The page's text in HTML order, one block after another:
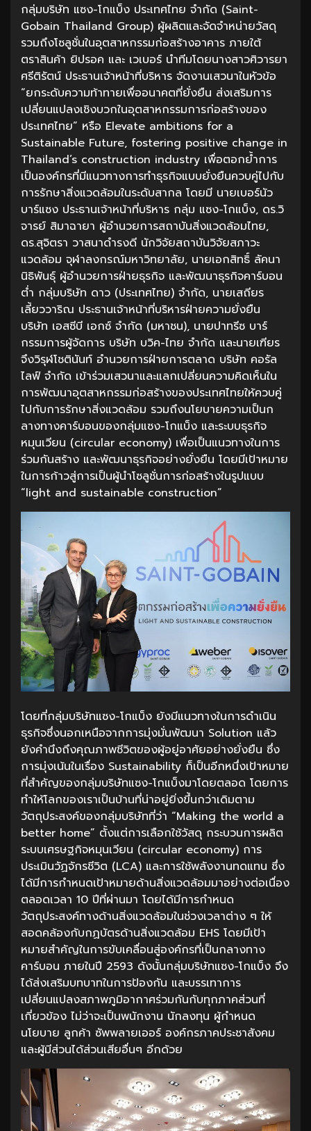
กลุ่มบริษัท แซง-โกแบ็ง ประเทศไทย จำกัด (Saint-
Gobain Thailand Group) ผู้ผลิตและจัดจำหน่ายวัสดุ
รวมถึงโซลูชั่นในอุตสาหกรรมก่อสร้างอาคาร ภายใต้
ตราสินค้า ยิปรอค และ เวเบอร์ นำทีมโดยนางสาวศิวารยา
ศรีติรัตน์ ประธานเจ้าหน้าที่บริหาร จัดงานเสวนาในหัวข้อ
“ยกระดับความท้าทายเพื่ออนาคตที่ยั่งยืน ส่งเสริมการ
เปลี่ยนแปลงเชิงบวกในอุตสาหกรรมการก่อสร้างของ
ประเทศไทย” หรือ Elevate ambitions for a
Sustainable Future, fostering positive change in
Thailand’s construction industry เพื่อตอกย้ำการ
เป็นองค์กรที่มีแนวทางการทำธุรกิจแบบยั่งยืนควบคู่ไปกับ
การรักษาสิ่งแวดล้อมในระดับสากล โดยมี นายเบอร์นัว
บาร์แซง ประธานเจ้าหน้าที่บริหาร กลุ่ม แซง-โกแบ็ง, ดร.วิ
จารย์ สิมาฉายา ผู้อำนวยการสถาบันสิ่งแวดล้อมไทย,
ดร.สุจิตรา วาสนาดำรงดี นักวิจัยสถาบันวิจัยสภาวะ
แวดล้อม จุฬาลงกรณ์มหาวิทยาลัย, นายเอกสิทธิ์ ลัคนา
นิธิพันธุ์ ผู้อำนวยการฝ่ายธุรกิจ และพัฒนาธุรกิจคาร์บอน
ต่ำ กลุ่มบริษัท ดาว (ประเทศไทย) จำกัด, นายเสถียร
เลี้ยววาริณ ประธานเจ้าหน้าที่บริหารฝ่ายความยั่งยืน
บริษัท เอสซีบี เอกซ์ จำกัด (มหาชน), นายปาทรีซ บาร์
กรรมการผู้จัดการ บริษัท บวิค-ไทย จำกัด และนายเฑียร
จึงวิรุฬโชตินันท์ อำนวยการฝ่ายการตลาด บริษัท คอรัล
ไลฟ์ จำกัด เข้าร่วมเสวนาและแลกเปลี่ยนความคิดเห็นใน
การพัฒนาอุตสาหกรรมก่อสร้างของประเทศไทยให้ควบคู่
ไปกับการรักษาสิ่งแวดล้อม รวมถึงนโยบายความเป็นก
ลางทางคาร์บอนของกลุ่มแซง-โกแบ็ง และระบบธุรกิจ
หมุนเวียน (circular economy) เพื่อเป็นแนวทางในการ
ร่วมกันสร้าง และพัฒนาธุรกิจอย่างยั่งยืน โดยมีเป้าหมาย
ในการก้าวสู่การเป็นผู้นำโซลูชั่นการก่อสร้างในรูปแบบ
“light and sustainable construction”
โดยที่กลุ่มบริษัทแซง-โกแบ็ง ยังมีแนวทางในการดำเนิน
ธุรกิจซึ่งนอกเหนือจากการมุ่งมั่นพัฒนา Solution แล้ว
ยังคำนึงถึงคุณภาพชีวิตของผู้อยู่อาศัยอย่างยั่งยืน ซึ่ง
การมุ่งเน้นในเรื่อง Sustainability ก็เป็นอีกหนึ่งเป้าหมาย
ที่สำคัญของกลุ่มบริษัทแซง-โกแบ็งมาโดยตลอด โดยการ
ทำให้โลกของเราเป็นบ้านที่น่าอยู่ยิ่งขึ้นกว่าเดิมตาม
วัตถุประสงค์ของกลุ่มบริษัทที่ว่า “Making the world a
better home” ตั้งแต่การเลือกใช้วัสดุ กระบวนการผลิต
ระบบเศรษฐกิจหมุนเวียน (circular economy) การ
ประเมินวัฏจักรชีวิต (LCA) และการใช้พลังงานทดแทน ซึ่ง
ได้มีการกำหนดเป้าหมายด้านสิ่งแวดล้อมมาอย่างต่อเนื่อง
ตลอดเวลา 10 ปีที่ผ่านมา โดยได้มีการกำหนด
วัตถุประสงค์ทางด้านสิ่งแวดล้อมในช่วงเวลาต่าง ๆ ให้
สอดคล้องกับกฏบัตรด้านสิ่งแวดล้อม EHS โดยมีเป้า
หมายสำคัญในการขับเคลื่อนสู่องค์กรที่เป็นกลางทาง
คาร์บอน ภายในปี 2593 ดังนั้นกลุ่มบริษัทแซง-โกแบ็ง จึง
ได้ส่งเสริมบทบาทในการป้องกัน และบรรเทาการ
เปลี่ยนแปลงสภาพภูมิอากาศร่วมกันกับทุกภาคส่วนที่
เกี่ยวข้อง ไม่ว่าจะเป็นพนักงาน นักลงทุน ผู้กำหนด
นโยบาย ลูกค้า ซัพพลายเออร์ องค์กรภาคประชาสังคม
และผู้มีส่วนได้ส่วนเสียอื่นๆ อีกด้วย